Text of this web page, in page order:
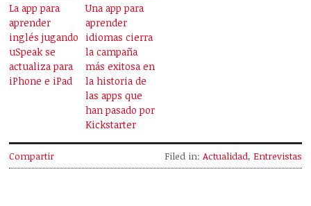
La app para
aprender
inglés jugando
uSpeak se
actualiza para
iPhone e iPad
Una app para
aprender
idiomas cierra
la campaña
más exitosa en
la historia de
las apps que
han pasado por
Kickstarter
Compartir Filed in: Actualidad, Entrevistas